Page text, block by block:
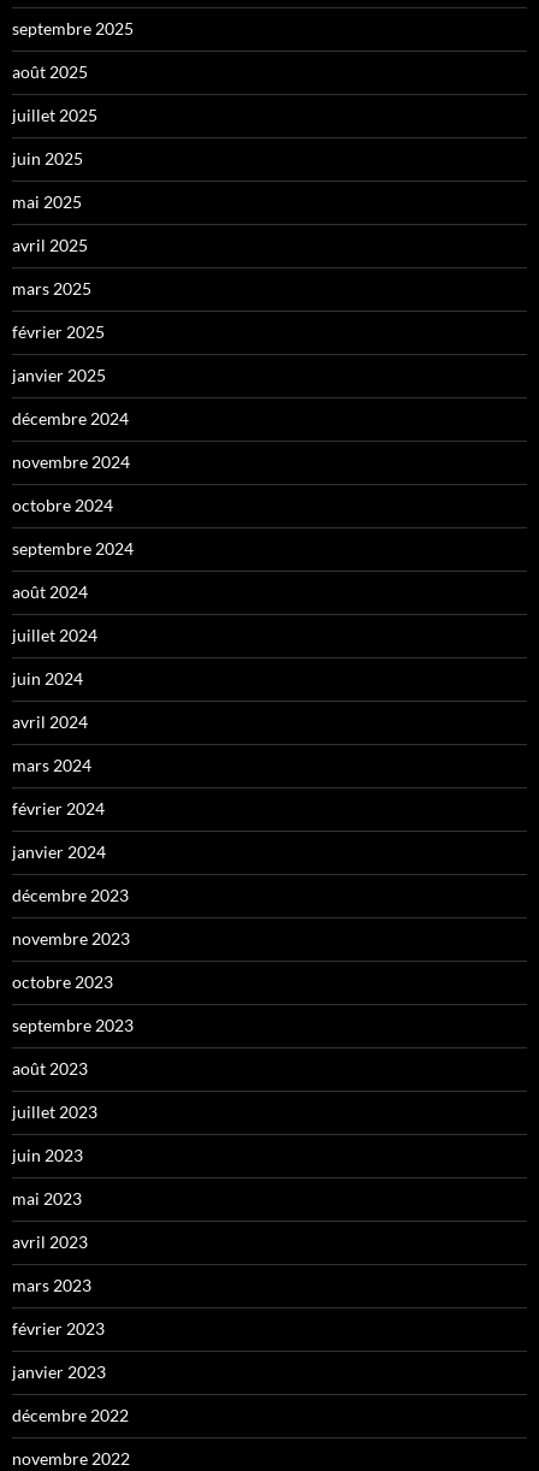
septembre 2025
août 2025
juillet 2025
juin 2025
mai 2025
avril 2025
mars 2025
février 2025
janvier 2025
décembre 2024
novembre 2024
octobre 2024
septembre 2024
août 2024
juillet 2024
juin 2024
avril 2024
mars 2024
février 2024
janvier 2024
décembre 2023
novembre 2023
octobre 2023
septembre 2023
août 2023
juillet 2023
juin 2023
mai 2023
avril 2023
mars 2023
février 2023
janvier 2023
décembre 2022
novembre 2022